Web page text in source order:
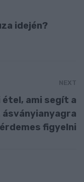
idején?
NEXT
étel, ami segít a
érdemes figyelni